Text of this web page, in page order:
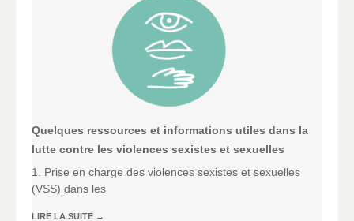
Quelques ressources et informations utiles dans la
lutte contre les violences sexistes et sexuelles
1. Prise en charge des violences sexistes et sexuelles
(VSS) dans les
LIRE LA SUITE →